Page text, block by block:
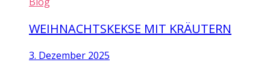
WEIHNACHTSKEKSE MIT KRÄUTERN
3. Dezember 2025